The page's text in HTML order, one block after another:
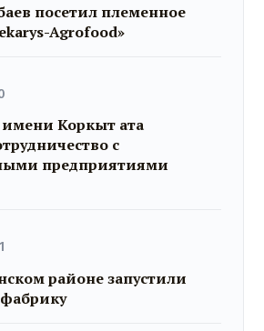
посетил племенное
Agrofood»
Коркыт ата
с
предприятиями
районе запустили